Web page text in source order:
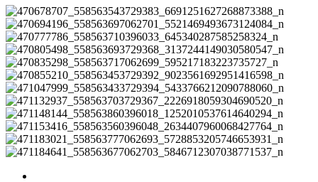
470678707_558563543729383_6691251627268873388_n
470694196_558563697062701_5521469493673124084_n
470777786_558563710396033_645340287585258324_n
470805498_558563693729368_3137244149030580547_n
470835298_558563717062699_595217183223735727_n
470855210_558563453729392_9023561692951416598_n
471047999_558563433729394_5433766212090788060_n
471132937_558563703729367_2226918059304690520_n
471148144_558563860396018_1252010537614640294_n
471153416_558563560396048_2634407960068427764_n
471183021_558563777062693_5728853205746653931_n